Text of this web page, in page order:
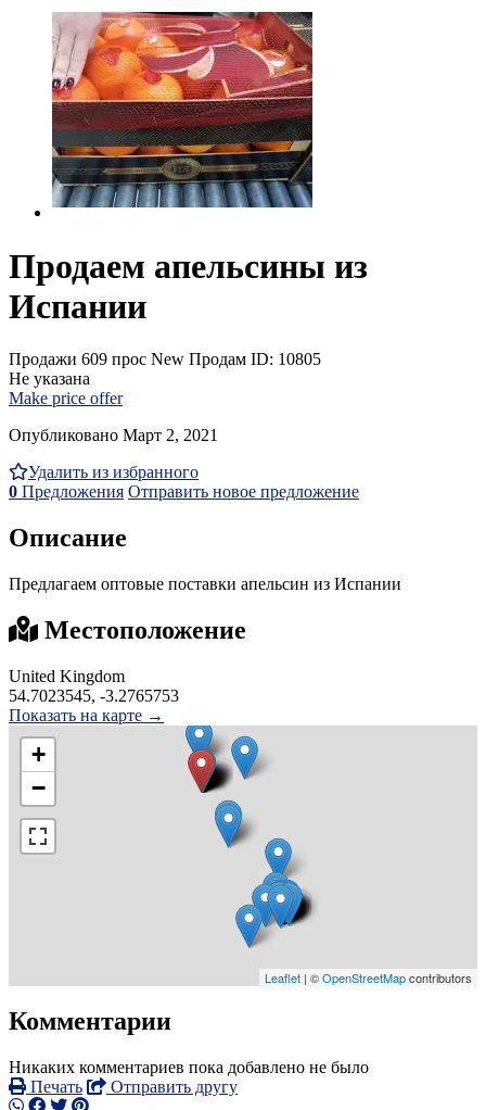
Продаем апельсины из
Испании
Продажи 609 прос New Продам ID: 10805
Не указана
Make price offer
Опубликовано Март 2, 2021
Удалить из избранного
0 Предложения Отправить новое предложение
Описание
Предлагаем оптовые поставки апельсин из Испании
Местоположение
United Kingdom
54.7023545, -3.2765753
Показать на карте →
+
−
Leaflet | ©OpenStreetMapcontributors
Комментарии
Никаких комментариев пока добавлено не было
Печать
Отправить другу